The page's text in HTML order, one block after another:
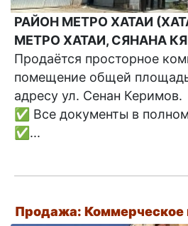
РАЙОН МЕТРО ХАТАИ
МЕТРО ХАТАИ, СЯНАНА
Продаётся просторное
помещение общей
адресу ул. Сенан Керимов.
✅ Все документы в
✅...
Продажа: